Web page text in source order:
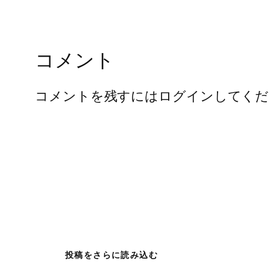
コメント
コメントを残すにはログインしてく
投稿をさらに読み込む